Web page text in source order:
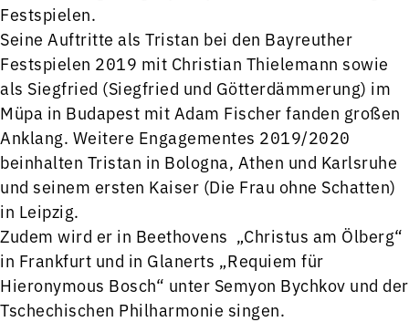
Festspielen.
Seine Auftritte als Tristan bei den Bayreuther
Festspielen 2019 mit Christian Thielemann sowie
als Siegfried (Siegfried und Götterdämmerung) im
Müpa in Budapest mit Adam Fischer fanden großen
Anklang. Weitere Engagementes 2019/2020
beinhalten Tristan in Bologna, Athen und Karlsruhe
und seinem ersten Kaiser (Die Frau ohne Schatten)
in Leipzig.
Zudem wird er in Beethovens „Christus am Ölberg“
in Frankfurt und in Glanerts „Requiem für
Hieronymous Bosch“ unter Semyon Bychkov und der
Tschechischen Philharmonie singen.